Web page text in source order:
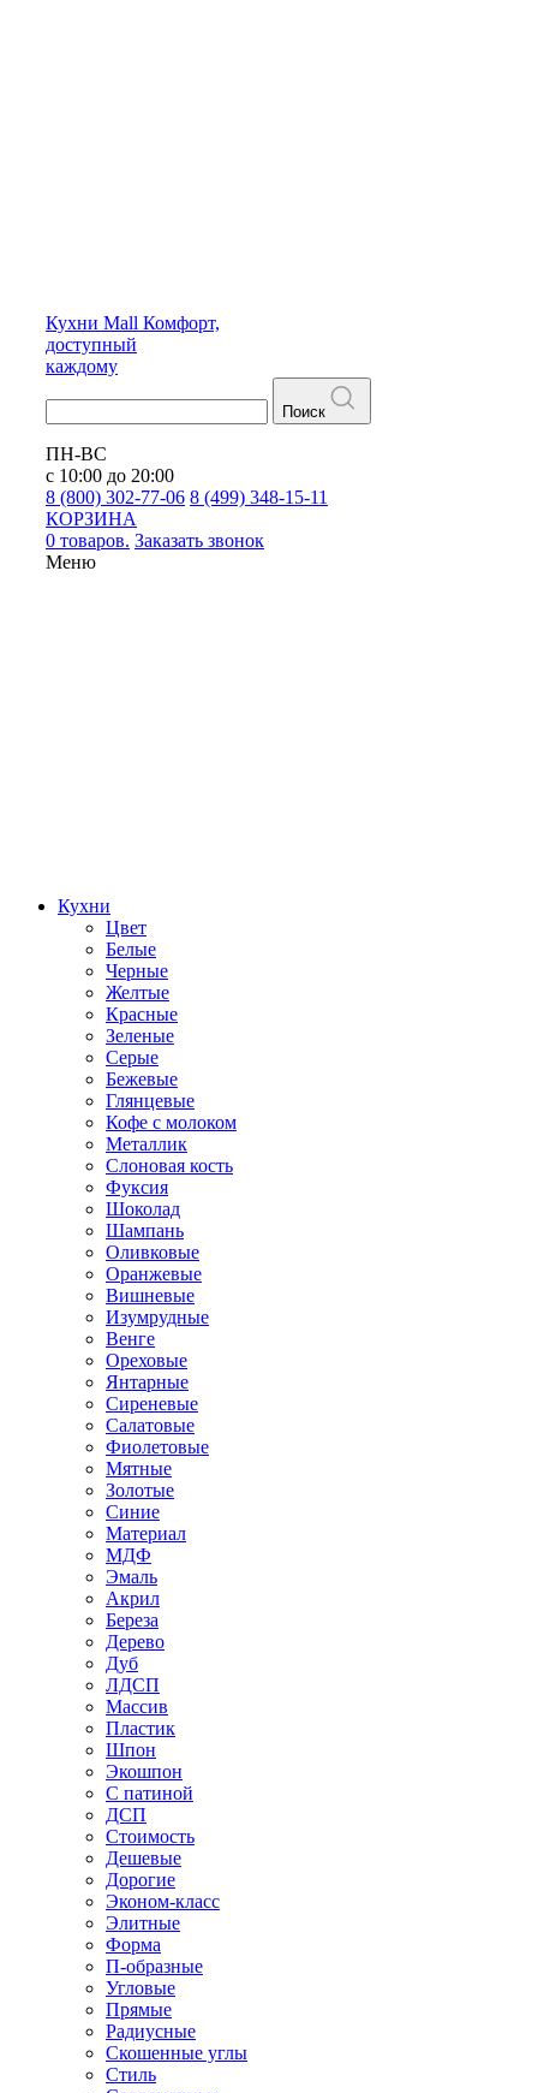
Кухни Mall Комфорт,
доступный
каждому
Поиск
ПН-ВС
с 10:00 до 20:00
8 (800) 302-77-06 8 (499) 348-15-11
КОРЗИНА
0 товаров. Заказать звонок
Меню
Кухни
Цвет
Белые
Черные
Желтые
Красные
Зеленые
Серые
Бежевые
Глянцевые
Кофе с молоком
Металлик
Слоновая кость
Фуксия
Шоколад
Шампань
Оливковые
Оранжевые
Вишневые
Изумрудные
Венге
Ореховые
Янтарные
Сиреневые
Салатовые
Фиолетовые
Мятные
Золотые
Синие
Материал
МДФ
Эмаль
Акрил
Береза
Дерево
Дуб
ЛДСП
Массив
Пластик
Шпон
Экошпон
С патиной
ДСП
Стоимость
Дешевые
Дорогие
Эконом-класс
Элитные
Форма
П-образные
Угловые
Прямые
Радиусные
Скошенные углы
Стиль